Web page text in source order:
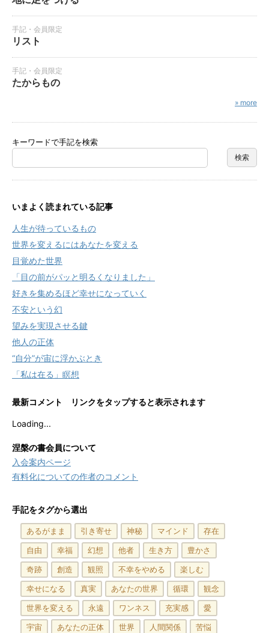
手記・会員限定
リスト
手記・会員限定
たからもの
» more
キーワードで手記を検索
いまよく読まれている記事
人生が待っているもの
世界を変えるにはあなたを変える
目覚めた世界
「目の前がパッと明るくなりました」
好きを集めるほど幸せになっていく
不安という幻
望みを実現させる鍵
他人の正体
“自分”が宙に浮かぶとき
「私は在る」瞑想
最新コメント リンクをタップすると表示されます
Loading...
涅槃の書会員について
入会案内ページ
有料化についての作者のコメント
手記をタグから選出
あるがまま 引き寄せ 神秘 マインド
存在
自由
幸福 幻想 他者 生き方
豊かさ
奇跡
創造 観照 不幸をやめる
楽しむ
幸せになる
真実 あなたの世界 循環
観念
世界を変える
永遠 ワンネス 充実感
愛
宇宙
あなたの正体 世界 人間関係
苦悩